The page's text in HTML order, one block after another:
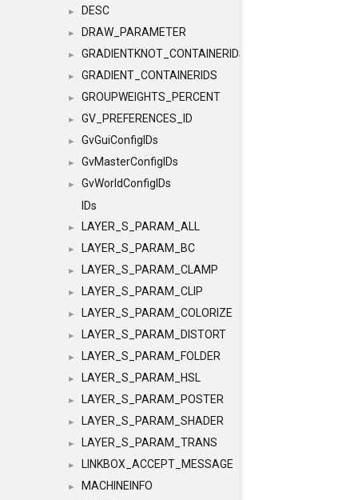
► DESC
► DRAW_PARAMETER
► GRADIENTKNOT_CONTAINERIDS
► GRADIENT_CONTAINERIDS
► GROUPWEIGHTS_PERCENT
► GV_PREFERENCES_ID
► GvGuiConfigIDs
► GvMasterConfigIDs
►
GvWorldConfigIDs
IDs
► LAYER_S_PARAM_ALL
► LAYER_S_PARAM_BC
► LAYER_S_PARAM_CLAMP
► LAYER_S_PARAM_CLIP
► LAYER_S_PARAM_COLORIZE
► LAYER_S_PARAM_DISTORT
► LAYER_S_PARAM_FOLDER
► LAYER_S_PARAM_HSL
► LAYER_S_PARAM_POSTER
► LAYER_S_PARAM_SHADER
► LAYER_S_PARAM_TRANS
► LINKBOX_ACCEPT_MESSAGE
► MACHINEINFO